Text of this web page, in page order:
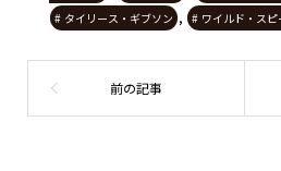
タイリース・ギブソン , ワイルド・スピ